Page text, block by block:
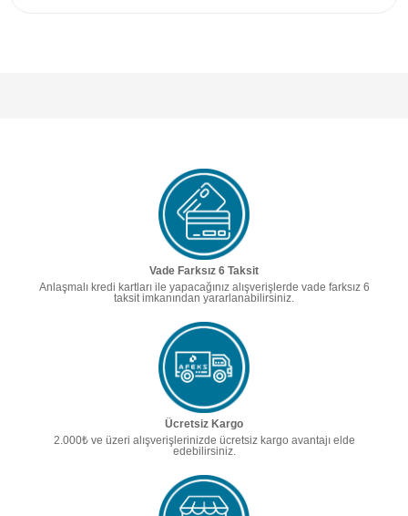
Vade Farksız 6 Taksit
Anlaşmalı kredi kartları ile yapacağınız alışverişlerde vade farksız 6
taksit imkanından yararlanabilirsiniz.
Ücretsiz Kargo
2.000₺ ve üzeri alışverişlerinizde ücretsiz kargo avantajı elde
edebilirsiniz.